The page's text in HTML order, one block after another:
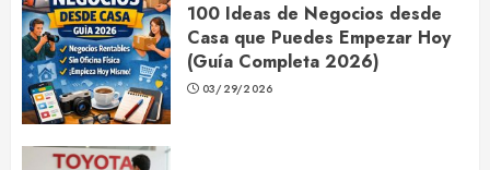
100 Ideas de Negocios desde
Casa que Puedes Empezar Hoy
(Guía Completa 2026)
03/29/2026